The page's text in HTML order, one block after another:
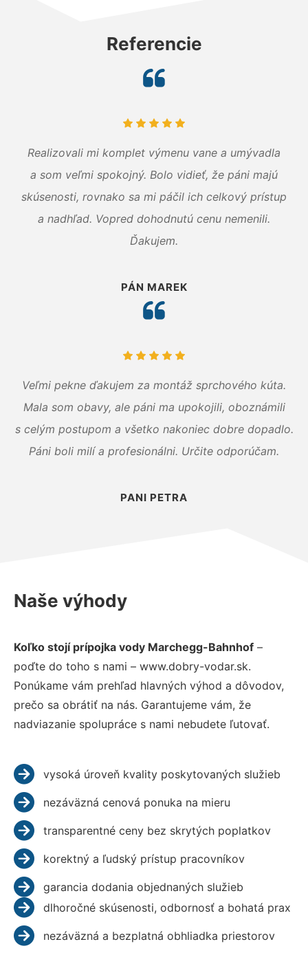
Referencie
Realizovali mi komplet výmenu vane a umývadla
a som veľmi spokojný. Bolo vidieť, že páni majú
skúsenosti, rovnako sa mi páčil ich celkový prístup
a nadhľad. Vopred dohodnutú cenu nemenili.
Ďakujem.
PÁN MAREK
Veľmi pekne ďakujem za montáž sprchového kúta.
Mala som obavy, ale páni ma upokojili, oboznámili
s celým postupom a všetko nakoniec dobre dopadlo.
Páni boli milí a profesionálni. Určite odporúčam.
PANI PETRA
Naše výhody
Koľko stojí prípojka vody Marchegg-Bahnhof –
poďte do toho s nami – www.dobry-vodar.sk.
Ponúkame vám prehľad hlavných výhod a dôvodov,
prečo sa obrátiť na nás. Garantujeme vám, že
nadviazanie spolupráce s nami nebudete ľutovať.
vysoká úroveň kvality poskytovaných služieb
nezáväzná cenová ponuka na mieru
transparentné ceny bez skrytých poplatkov
korektný a ľudský prístup pracovníkov
garancia dodania objednaných služieb
dlhoročné skúsenosti, odbornosť a bohatá prax
nezáväzná a bezplatná obhliadka priestorov